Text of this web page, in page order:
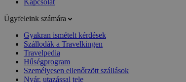
Ügyfeleink számára
Gyakran ismételt kérdések
Szállodák a Travelkingen
Travelpedia
Hűségprogram
Személyesen ellenőrzött szállások
Nyár, utazással tele